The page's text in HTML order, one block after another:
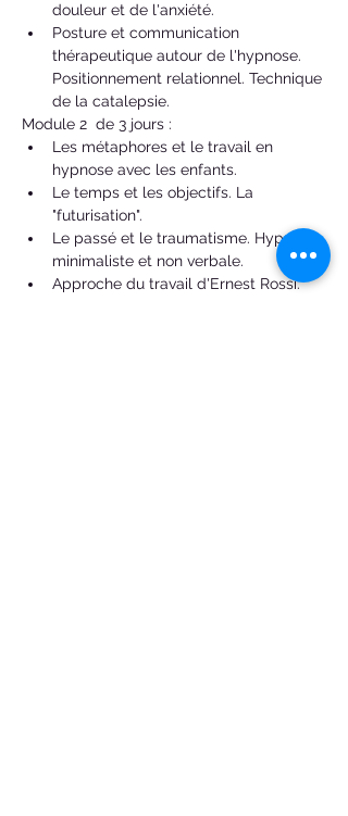
douleur et de l'anxiété.
Posture et communication
thérapeutique autour de l'hypnose.
Positionnement relationnel. Technique
de la catalepsie.
Module 2  de 3 jours :
Les métaphores et le travail en
hypnose avec les enfants.
Le temps et les objectifs. La
"futurisation".
Le passé et le traumatisme. Hypnose
minimaliste et non verbale.
Approche du travail d'Ernest Rossi.